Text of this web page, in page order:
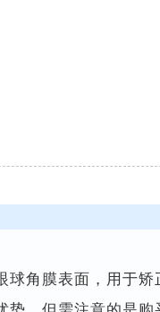
球角膜表面，用于